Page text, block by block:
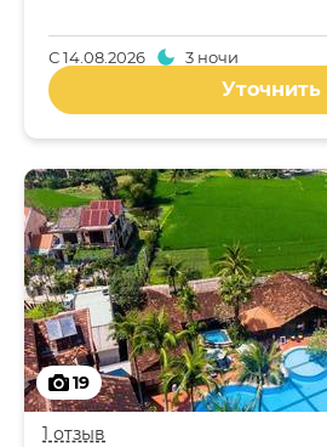
С14.08.2026 3 ночи
Уточнить
19
1 отзыв